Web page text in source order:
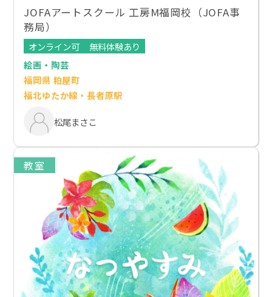
JOFAアートスクール 工房M福岡校（JOFA事
務局）
オンライン可
無料体験あり
絵画・陶芸
福岡県 粕屋町
福北ゆたか線・長者原駅
松尾まさこ
教室